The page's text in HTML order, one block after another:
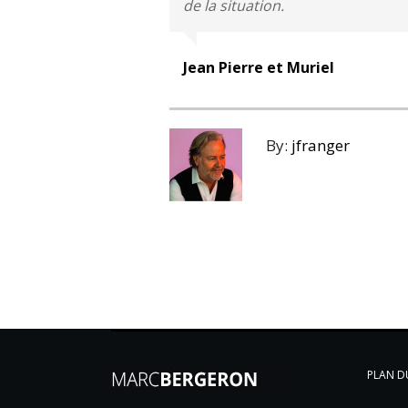
de la situation.
Jean Pierre et Muriel
By: jfranger
PLAN